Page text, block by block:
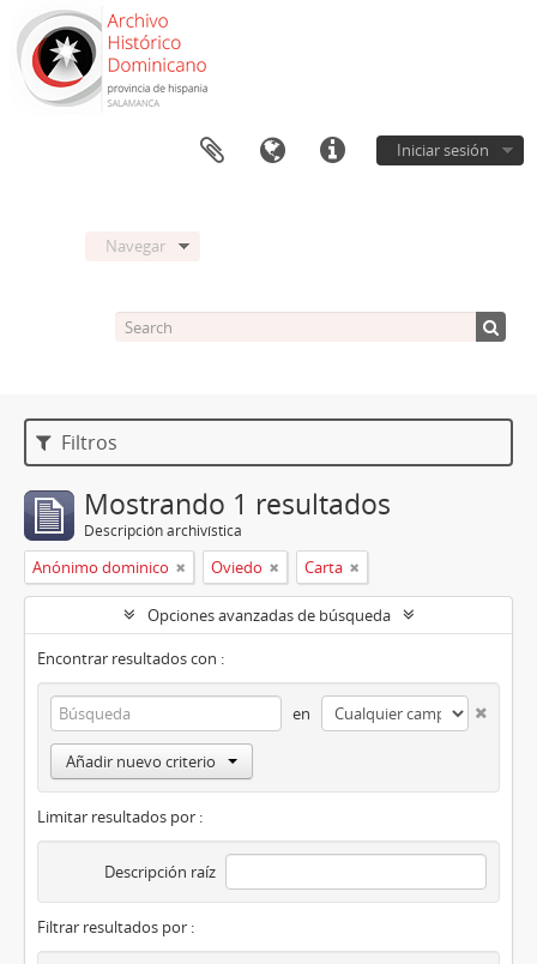
Iniciar sesión
Navegar
Filtros
Mostrando 1 resultados
Descripción archivística
Anónimo dominico Oviedo Carta
Opciones avanzadas de búsqueda
Encontrar resultados con :
en
Añadir nuevo criterio
Limitar resultados por :
Descripción raíz
Filtrar resultados por :